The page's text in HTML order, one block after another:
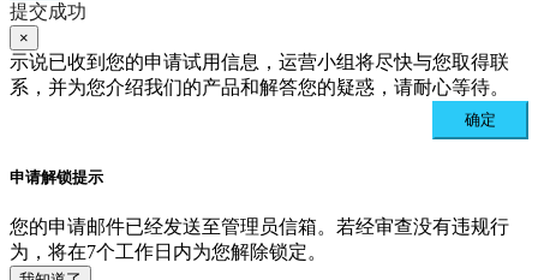
提交成功
×
示说已收到您的申请试用信息，运营小组将尽快与您取得联
系，并为您介绍我们的产品和解答您的疑惑，请耐心等待。
确定
申请解锁提示
您的申请邮件已经发送至管理员信箱。若经审查没有违规行
为，将在7个工作日内为您解除锁定。